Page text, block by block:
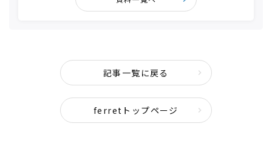
記事一覧に戻る
ferretトップページ